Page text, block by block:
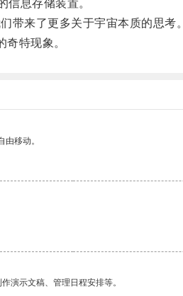
息存储装置。
来了更多关于宇宙本质的思考。
特现象。
移动。
演示文稿、管理日程安排等。